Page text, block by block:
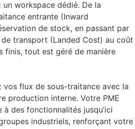
un workspace dédié. De la
entrante (Inward
de stock, en passant par
transport (Landed Cost) au coût
finis, tout est géré de manière
vos flux de sous-traitance avec la
production interne. Votre PME
des fonctionnalités jusqu’ici
industriels, renforçant votre